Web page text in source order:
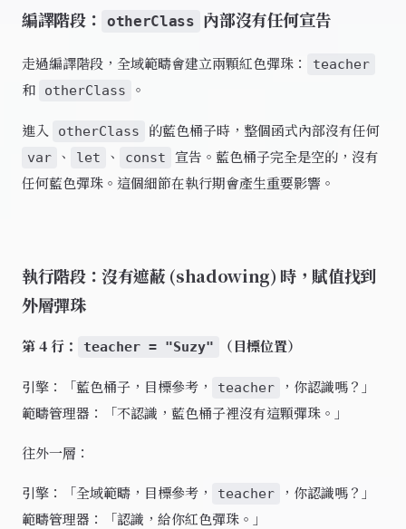
編譯階段： otherClass 內部沒有任何宣告
走過編譯階段，全域範疇會建立兩顆紅色彈珠： teacher
和 otherClass 。
進入 otherClass 的藍色桶子時，整個函式內部沒有任何
var 、 let 、 const
宣告。藍色桶子完全是空的，沒有
任何藍色彈珠。這個細節在執行期會產生重要影響。
執行階段：沒有遮蔽 (shadowing) 時，賦值找到
外層彈珠
第 4 行： teacher = "Suzy" （目標位置）
引擎：「藍色桶子，目標參考， teacher
，你認識嗎？」
範疇管理器：「不認識，藍色桶子裡沒有這顆彈珠。」
往外一層：
引擎：「全域範疇，目標參考， teacher
，你認識嗎？」
範疇管理器：「認識，給你紅色彈珠。」